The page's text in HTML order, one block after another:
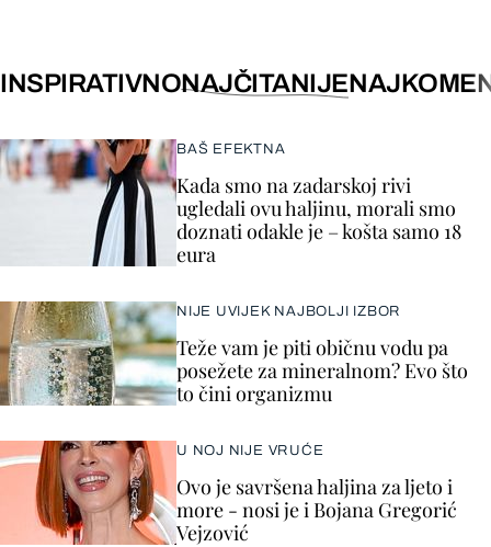
INSPIRATIVNONAJČITANIJE
BAŠ EFEKTNA
Kada smo na zadarskoj rivi
ugledali ovu haljinu, morali smo
doznati odakle je – košta samo 18
eura
NIJE UVIJEK NAJBOLJI IZBOR
Teže vam je piti običnu vodu pa
posežete za mineralnom? Evo što
to čini organizmu
U NOJ NIJE VRUĆE
Ovo je savršena haljina za ljeto i
more - nosi je i Bojana Gregorić
Vejzović